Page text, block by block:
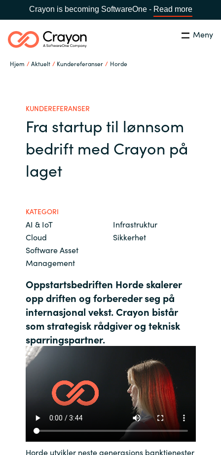
Crayon is becoming SoftwareOne - Read more
Meny
Hjem Aktuelt Kundereferanser Horde
Global site
Bulgaria
Denmark
Estonia
Finland
Germany
Iceland
Søk Lukk
Hvem er vi
Karriere
Aktuelt
Samarbeidspartnere
Channel partner
Kontakt oss
KUNDEREFERANSER
Fra startup til lønnsom
bedrift med Crayon på
laget
KATEGORI
AI & IoT
Infrastruktur
Cloud
Sikkerhet
Software Asset
Management
Oppstartsbedriften Horde skalerer
opp driften og forbereder seg på
internasjonal vekst. Crayon bistår
som strategisk rådgiver og teknisk
sparringspartner.
Horde utvikler neste generasjons banktjenester